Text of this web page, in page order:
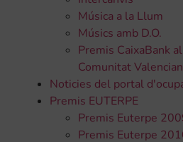
Música a la Llum
Músics amb D.O.
Premis CaixaBank
Comunitat
Noticies del portal
Premis EUTERPE
Premis Euterpe
Premis Euterpe